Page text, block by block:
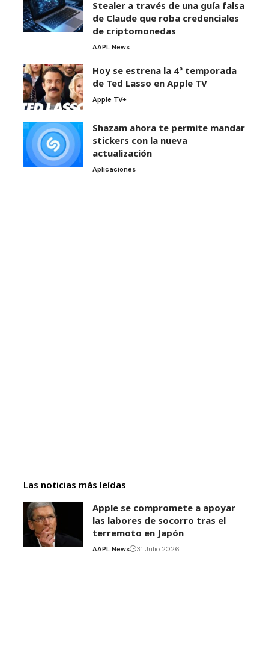
Stealer a través de una guía falsa
de Claude que roba credenciales
de criptomonedas
AAPL News
Hoy se estrena la 4ª temporada
de Ted Lasso en Apple TV
Apple TV+
Shazam ahora te permite mandar
stickers con la nueva
actualización
Aplicaciones
Las noticias más leídas
Apple se compromete a apoyar
las labores de socorro tras el
terremoto en Japón
AAPL News 31 Julio 2026